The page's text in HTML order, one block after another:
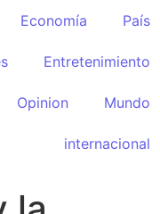
Economía País
Entretenimiento
Opinion Mundo
internacional